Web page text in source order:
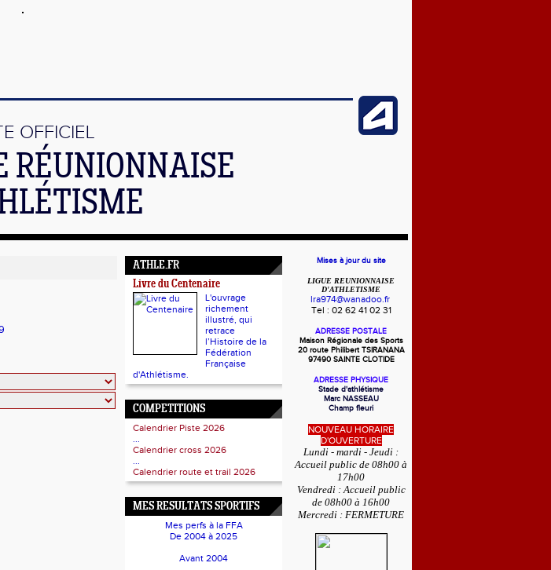
OFFICIEL
RÉUNIONNAISE
ATHLE.FR
Livre du Centenaire
L'ouvrage
richement
illustré, qui
retrace
l’Histoire de la
Fédération
Française
d'Athlétisme.
COMPETITIONS
Calendrier Piste 2026
...
Calendrier cross 2026
...
Calendrier route et trail 2026
MES RESULTATS SPORTIFS
Mes perfs à la FFA
De 2004 à 2025
Avant 2004
Mises à jour du site
LIGUE REUNIONNAISE
D'ATHLETISME
lra974@wanadoo.fr
Tel : 02 62 41 02 31
ADRESSE POSTALE
Maison Régionale des Sports
20 route Philibert TSIRANANA
97490 SAINTE CLOTIDE
ADRESSE PHYSIQUE
Stade d'athlétisme
Marc NASSEAU
Champ fleuri
NOUVEAU HORAIRE
D'OUVERTURE
Lundi - mardi - Jeudi :
Accueil public de 08h00 à
17h00
Vendredi : Accueil public
de 08h00 à 16h00
Mercredi : FERMETURE